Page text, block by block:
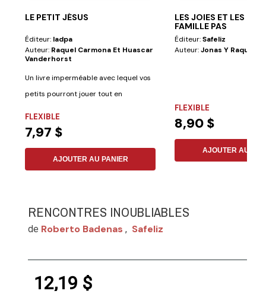
LE PETIT JÉSUS
Éditeur: Iadpa
Auteur: Raquel Carmona Et Huascar
Vanderhorst
Un livre imperméable avec lequel vos
petits pourront jouer tout en
FLEXIBLE
7,97 $
AJOUTER AU PANIER
LES JOIES ET LES
FAMILLE PAS
Éditeur:Safeliz
Auteur:Jonas Y Raquel
FLEXIBLE
8,90 $
AJOUTER AU
RENCONTRES INOUBLIABLES
de Roberto Badenas , Safeliz
12,19 $